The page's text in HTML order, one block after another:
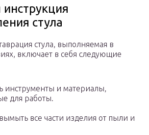
стула
стула, выполняемая в
включает в себя следующие
инструменты и материалы,
для работы.
все части изделия от пыли и